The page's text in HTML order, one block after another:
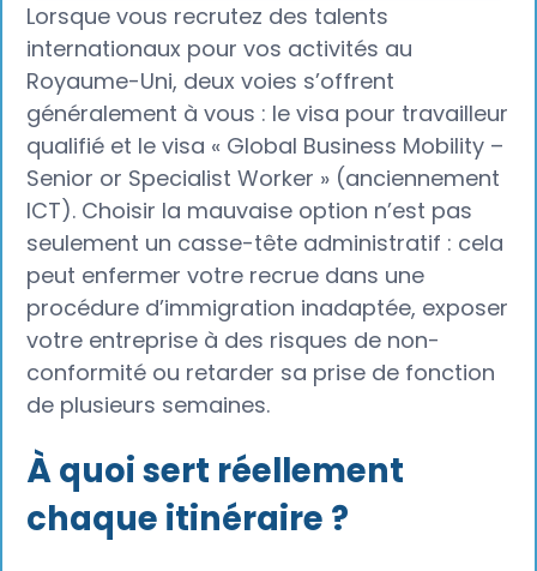
Lorsque vous recrutez des talents
internationaux pour vos activités au
Royaume-Uni, deux voies s’offrent
généralement à vous : le visa pour travailleur
qualifié et le visa « Global Business Mobility –
Senior or Specialist Worker » (anciennement
ICT). Choisir la mauvaise option n’est pas
seulement un casse-tête administratif : cela
peut enfermer votre recrue dans une
procédure d’immigration inadaptée, exposer
votre entreprise à des risques de non-
conformité ou retarder sa prise de fonction
de plusieurs semaines.
À quoi sert réellement
chaque itinéraire ?